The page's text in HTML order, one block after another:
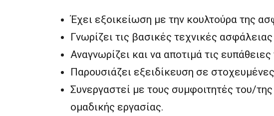
Έχει εξοικείωση με την κουλτούρα της
Γνωρίζει τις βασικές τεχνικές ασφάλειας
Αναγνωρίζει και να αποτιμά τις
Παρουσιάζει εξειδίκευση σε
Συνεργαστεί με τους συμφοιτητές του/
ομαδικής εργασίας.